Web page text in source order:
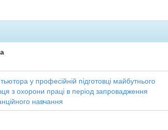
у професійній підготовці майбутнього
з охорони праці в період запровадження
навчання